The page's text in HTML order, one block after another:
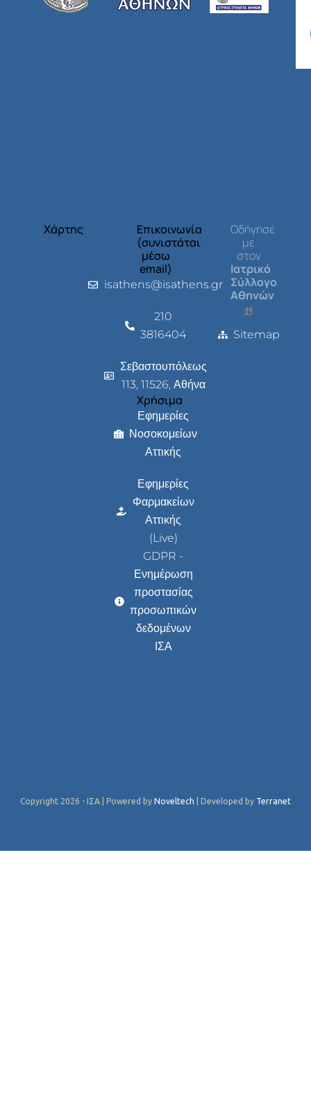
Χάρτης
Επικοινωνία
(συνιστάται
μέσω
email)
isathens@isathens.gr
210
3816404
Σεβαστουπόλεως
113, 11526, Αθήνα
Χρήσιμα
Εφημερίες
Νοσοκομείων
Αττικής
Εφημερίες
Φαρμακείων
Αττικής
(Live)
GDPR -
Ενημέρωση
προστασίας
προσωπικών
δεδομένων
ΙΣΑ
Οδήγησέ
με
στον
Ιατρικό
Σύλλογο
Αθηνών
Sitemap
Copyright 2026 - ΙΣΑ | Powered by Noveltech | Developed by Terranet